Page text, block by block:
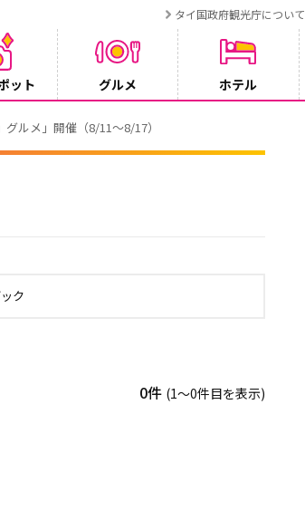
タイ国政府観光庁について
ット グルメ ホテル
れます
ク
0件 (1〜0件目を表示)